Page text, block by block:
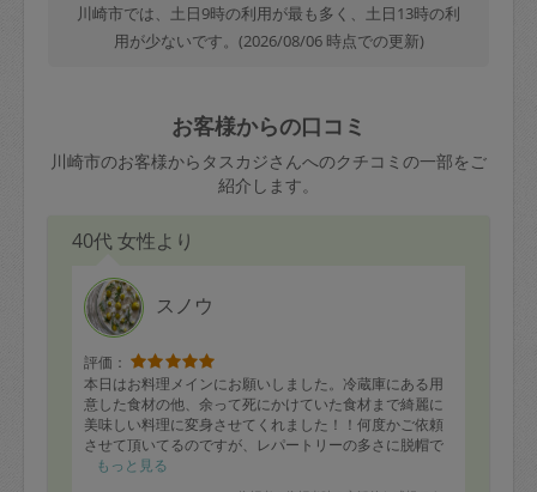
川崎市では、土日9時の利用が最も多く、土日13時の利
用が少ないです。(2026/08/06 時点での更新)
お客様からの口コミ
川崎市のお客様からタスカジさんへのクチコミの一部をご
紹介します。
40代 女性より
スノウ
評価：
本日はお料理メインにお願いしました。冷蔵庫にある用
意した食材の他、余って死にかけていた食材まで綺麗に
美味しい料理に変身させてくれました！！何度かご依頼
させて頂いてるのですが、レパートリーの多さに脱帽で
す。もっと見る